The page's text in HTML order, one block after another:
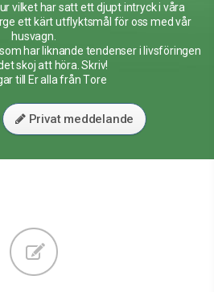
vilket har satt ett djupt intryck i våra
ett kärt utflyktsmål för oss med vår
husvagn.
har liknande tendenser i livsföringen
skoj att höra. Skriv!
till Er alla från Tore
Privat meddelande